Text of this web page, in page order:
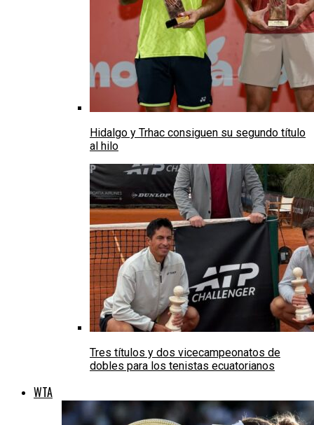
Hidalgo y Trhac consiguen su segundo título
al hilo
Tres títulos y dos vicecampeonatos de
dobles para los tenistas ecuatorianos
WTA